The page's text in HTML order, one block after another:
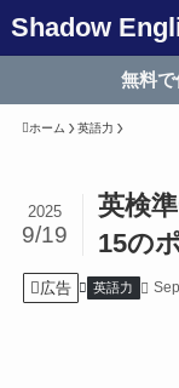
Shadow
無料で
ホーム 英語力
英検
15の
2025
9/19
広告 英語力